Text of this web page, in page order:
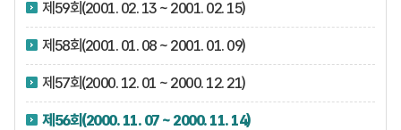
제59회(2001. 02. 13 ~ 2001. 02. 15)
제58회(2001. 01. 08 ~ 2001. 01. 09)
제57회(2000. 12. 01 ~ 2000. 12. 21)
제56회(2000. 11. 07 ~ 2000. 11. 14)